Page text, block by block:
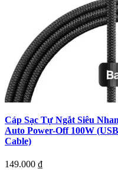
Cáp Sạc Tự Ngắt Siêu
Auto Power-Off 100W
Cable)
149.000 ₫